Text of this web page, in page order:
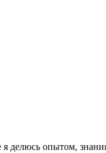
делюсь опытом,